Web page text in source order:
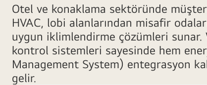
Otel ve konaklama sektöründe
HVAC, lobi alanlarından misafir
uygun iklimlendirme çözümleri
kontrol sistemleri sayesinde hem
Management System) entegrasyon
gelir.